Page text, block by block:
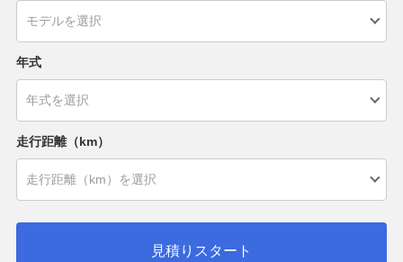
年式
走行距離（km）
見積りスタート